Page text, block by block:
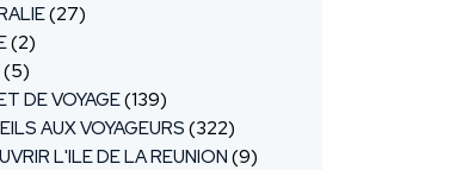
(27)
(2)
(5)
DE VOYAGE(139)
AUX VOYAGEURS (322)
L'ILE DE LA REUNION(9)